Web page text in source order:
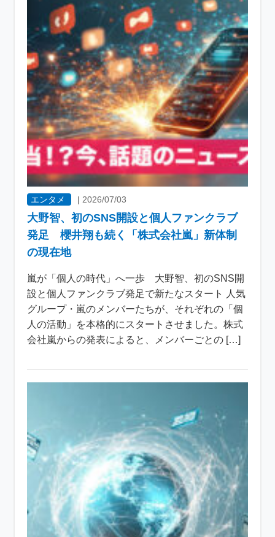
エンタメ | 2026/07/03
大野智、初のSNS開設と個人ファンクラブ
発足 櫻井翔も続く「株式会社嵐」新体制
の現在地
嵐が「個人の時代」へ一歩 大野智、初のSNS開
設と個人ファンクラブ発足で新たなスタート 人気
グループ・嵐のメンバーたちが、それぞれの「個
人の活動」を本格的にスタートさせました。株式
会社嵐からの発表によると、メンバーごとの […]